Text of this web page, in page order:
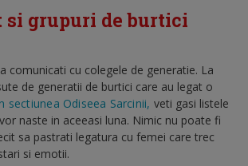
si grupuri de burtici
comunicati cu colegele de generatie. La
de generatii de burtici care au legat o
sectiunea Odiseea Sarcinii, veti gasi listele
naste in aceeasi luna. Nimic nu poate fi
sa pastrati legatura cu femei care trec
si emotii.